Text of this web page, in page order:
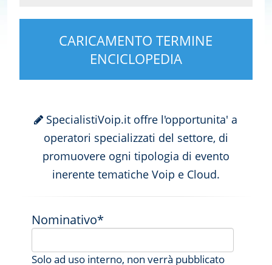
CARICAMENTO TERMINE
ENCICLOPEDIA
SpecialistiVoip.it offre l'opportunita' a
operatori specializzati del settore, di
promuovere ogni tipologia di evento
inerente tematiche Voip e Cloud.
Nominativo*
Solo ad uso interno, non verrà pubblicato